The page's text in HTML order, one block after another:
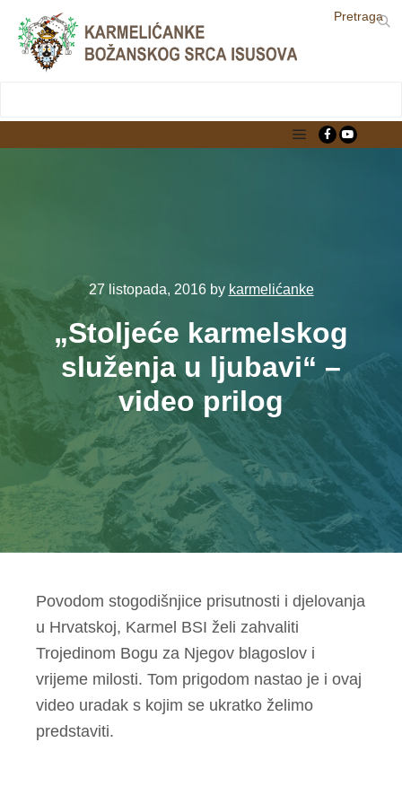
Pretraga
27 listopada, 2016by karmelićanke
„Stoljeće karmelskog
služenja u ljubavi“ –
video prilog
Povodom stogodišnjice prisutnosti i djelovanja
u Hrvatskoj, Karmel BSI želi zahvaliti
Trojedinom Bogu za Njegov blagoslov i
vrijeme milosti. Tom prigodom nastao je i ovaj
video uradak s kojim se ukratko želimo
predstaviti.